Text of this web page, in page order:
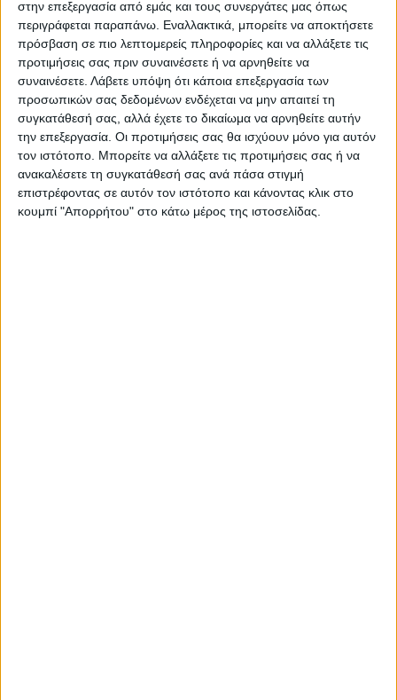
στην επεξεργασία από εμάς και τους συνεργάτες μας όπως
περιγράφεται παραπάνω. Εναλλακτικά, μπορείτε να αποκτήσετε
πρόσβαση σε πιο λεπτομερείς πληροφορίες και να αλλάξετε τις
προτιμήσεις σας πριν συναινέσετε ή να αρνηθείτε να
συναινέσετε. Λάβετε υπόψη ότι κάποια επεξεργασία των
προσωπικών σας δεδομένων ενδέχεται να μην απαιτεί τη
συγκατάθεσή σας, αλλά έχετε το δικαίωμα να αρνηθείτε αυτήν
την επεξεργασία. Οι προτιμήσεις σας θα ισχύουν μόνο για αυτόν
τον ιστότοπο. Μπορείτε να αλλάξετε τις προτιμήσεις σας ή να
ανακαλέσετε τη συγκατάθεσή σας ανά πάσα στιγμή
επιστρέφοντας σε αυτόν τον ιστότοπο και κάνοντας κλικ στο
κουμπί "Απορρήτου" στο κάτω μέρος της ιστοσελίδας.
ΠΑΡΟΜΟΙΑ ΑΡΘΡΑ